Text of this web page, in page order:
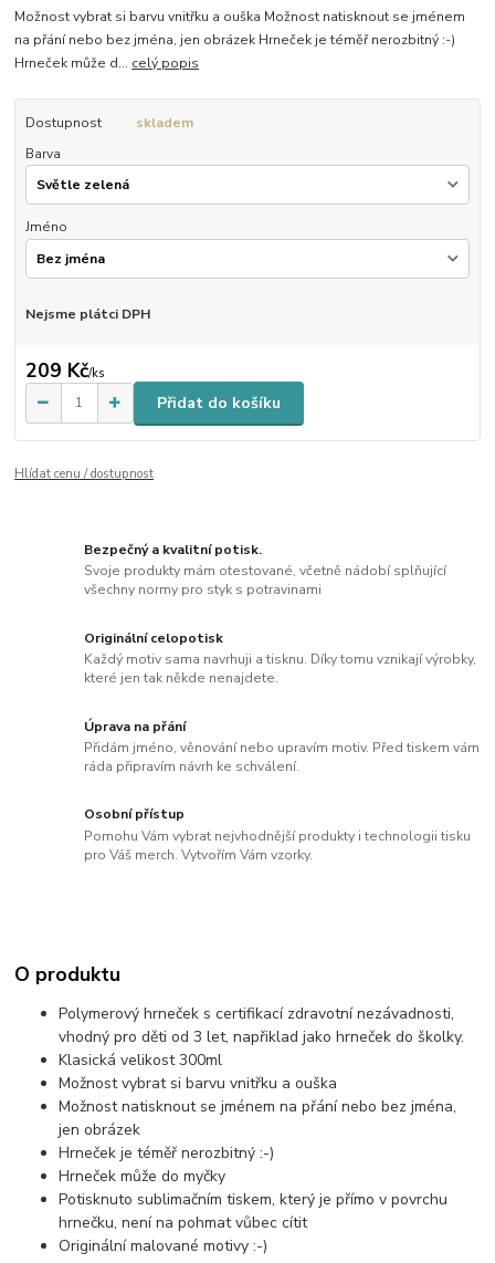
Možnost vybrat si barvu vnitřku a ouška Možnost natisknout se jménem
na přání nebo bez jména, jen obrázek Hrneček je téměř nerozbitný :-)
Hrneček může d... celý popis
Dostupnost
skladem
Barva
Jméno
Nejsme plátci DPH
209 Kč/ks
Přidat do košíku
Hlídat cenu / dostupnost
Bezpečný a kvalitní potisk.
Svoje produkty mám otestované, včetně nádobí splňující
všechny normy pro styk s potravinami
Originální celopotisk
Každý motiv sama navrhuji a tisknu. Díky tomu vznikají výrobky,
které jen tak někde nenajdete.
Úprava na přání
Přidám jméno, věnování nebo upravím motiv. Před tiskem vám
ráda připravím návrh ke schválení.
Osobní přístup
Pomohu Vám vybrat nejvhodnější produkty i technologii tisku
pro Váš merch. Vytvořím Vám vzorky.
O produktu
Polymerový hrneček s certifikací zdravotní nezávadnosti,
vhodný pro děti od 3 let, napřiklad jako hrneček do školky.
Klasická velikost 300ml
Možnost vybrat si barvu vnitřku a ouška
Možnost natisknout se jménem na přání nebo bez jména,
jen obrázek
Hrneček je téměř nerozbitný :-)
Hrneček může do myčky
Potisknuto sublimačním tiskem, který je přímo v povrchu
hrnečku, není na pohmat vůbec cítit
Originální malované motivy :-)